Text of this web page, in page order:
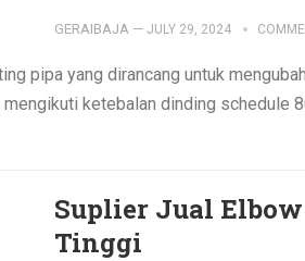
GERAIBAJA — JULY 29, 2024
pipa yang dirancang untuk
ketebalan dinding schedule
Suplier Jual Elbow
Tinggi